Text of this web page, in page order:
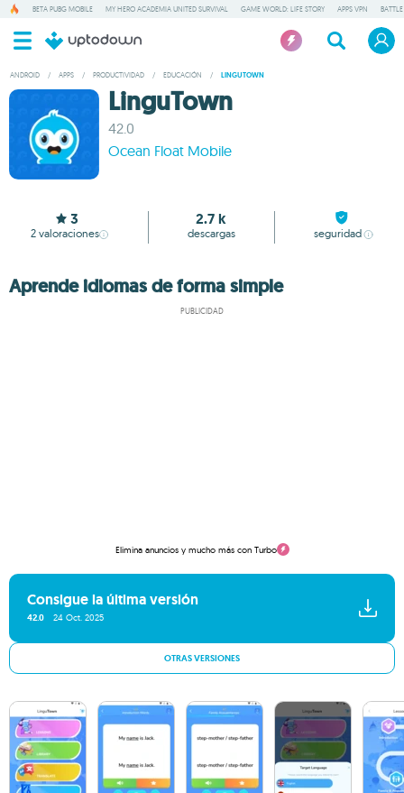
BETA PUBG MOBILE MY HERO ACADEMIA UNITED SURVIVAL GAME WORLD: LIFE STORY APPS VPN
ANDROID / APPS / PRODUCTIVIDAD / EDUCACIÓN / LINGUTOWN
LinguTown
42.0
Ocean Float Mobile
3
2 valoraciones
2.7 k
descargas seguridad
Aprende idiomas de forma simple
PUBLICIDAD
Elimina anuncios y mucho más con Turbo
Consigue la última versión
42.0 24 Oct. 2025
OTRAS VERSIONES